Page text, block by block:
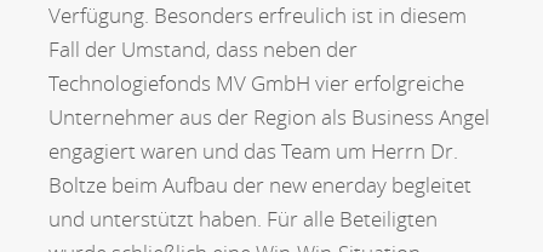
Verfügung. Besonders erfreulich ist in diesem
Fall der Umstand, dass neben der
Technologiefonds MV GmbH vier erfolgreiche
Unternehmer aus der Region als Business Angel
engagiert waren und das Team um Herrn Dr.
Boltze beim Aufbau der new enerday begleitet
und unterstützt haben. Für alle Beteiligten